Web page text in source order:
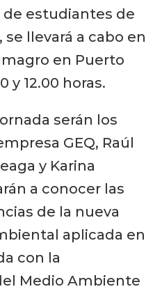
estudiantes de
llevará a cabo en
en Puerto
y 12.00 horas.
serán los
GEQ, Raúl
y Karina
a conocer las
de la nueva
aplicada en
con la
Medio Ambiente